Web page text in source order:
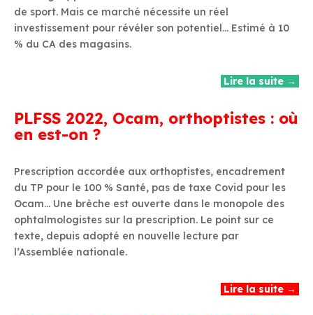
de sport. Mais ce marché nécessite un réel
investissement pour révéler son potentiel… Estimé à 10
% du CA des magasins.
Lire la suite →
PLFSS 2022, Ocam, orthoptistes : où
en est-on ?
Prescription accordée aux orthoptistes, encadrement
du TP pour le 100 % Santé, pas de taxe Covid pour les
Ocam… Une brèche est ouverte dans le monopole des
ophtalmologistes sur la prescription. Le point sur ce
texte, depuis adopté en nouvelle lecture par
l’Assemblée nationale.
Lire la suite →